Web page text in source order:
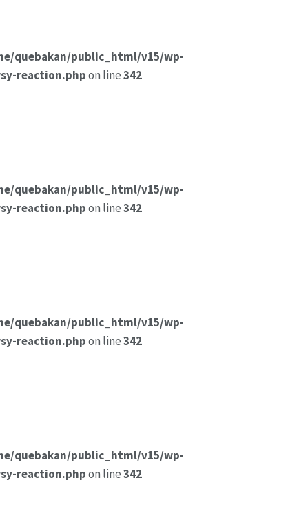
quebakan/public_html/v15/wp-
reaction.phpon line342
quebakan/public_html/v15/wp-
reaction.phpon line342
quebakan/public_html/v15/wp-
reaction.phpon line342
quebakan/public_html/v15/wp-
reaction.phpon line342